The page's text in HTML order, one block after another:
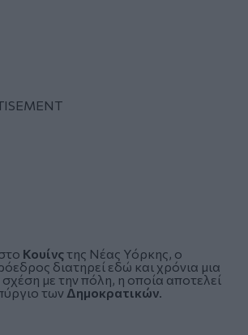
Κουίνςτης Νέας Υόρκης, ο
διατηρεί εδώ και χρόνια μια
σχέση με την πόλη, η οποία αποτελεί
των Δημοκρατικών.